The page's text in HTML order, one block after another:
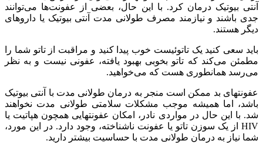
آنتی بیوتیک درمان کرد. با این حال، بعضی از عفونت‌ها می‌توانند
جدی باشند و نیازمند مصرف طولانی مدت آنتی بیوتیک یا داروهای
دیگر هستند.
باید سعی کنید یک تاتوئیست خوب پیدا کنید و مراقبت از تاتو شما را
مطمئن می‌کند که تاتو بخوبی بهبود یافته، عفونی نیست و به نظر
می‌رسد همانطوری هست که می‌خواهید.
عفونتهای بد ممکن است منجر به درمان طولانی مدت با آنتی بیوتیک
باشد، اما همیشه موجب مشکلات سلامتی طولانی مدت نخواهند
شد. با این حال در مواردی نادر، امکان عفونتهایی همچون هپاتیت یا
HIV از یک سوزن تاتو یا عفونت ناشناخته، وجود دارد. در این مورد،
شما نیاز به درمان طولانی مدت با حساسیت بیشتر دارید.